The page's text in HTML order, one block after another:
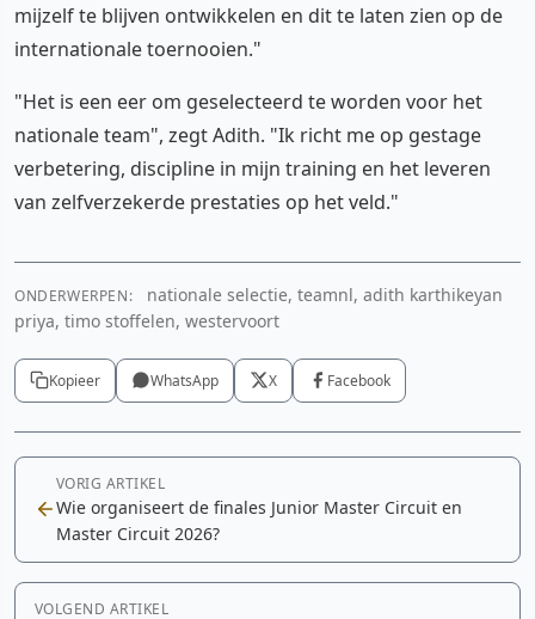
mijzelf te blijven ontwikkelen en dit te laten zien op de
internationale toernooien."
"Het is een eer om geselecteerd te worden voor het
nationale team", zegt Adith. "Ik richt me op gestage
verbetering, discipline in mijn training en het leveren
van zelfverzekerde prestaties op het veld."
ONDERWERPEN:
nationale selectie, teamnl, adith karthikeyan
priya, timo stoffelen, westervoort
Kopieer WhatsApp X Facebook
VORIG ARTIKEL
Wie organiseert de finales Junior Master Circuit en
Master Circuit 2026?
VOLGEND ARTIKEL